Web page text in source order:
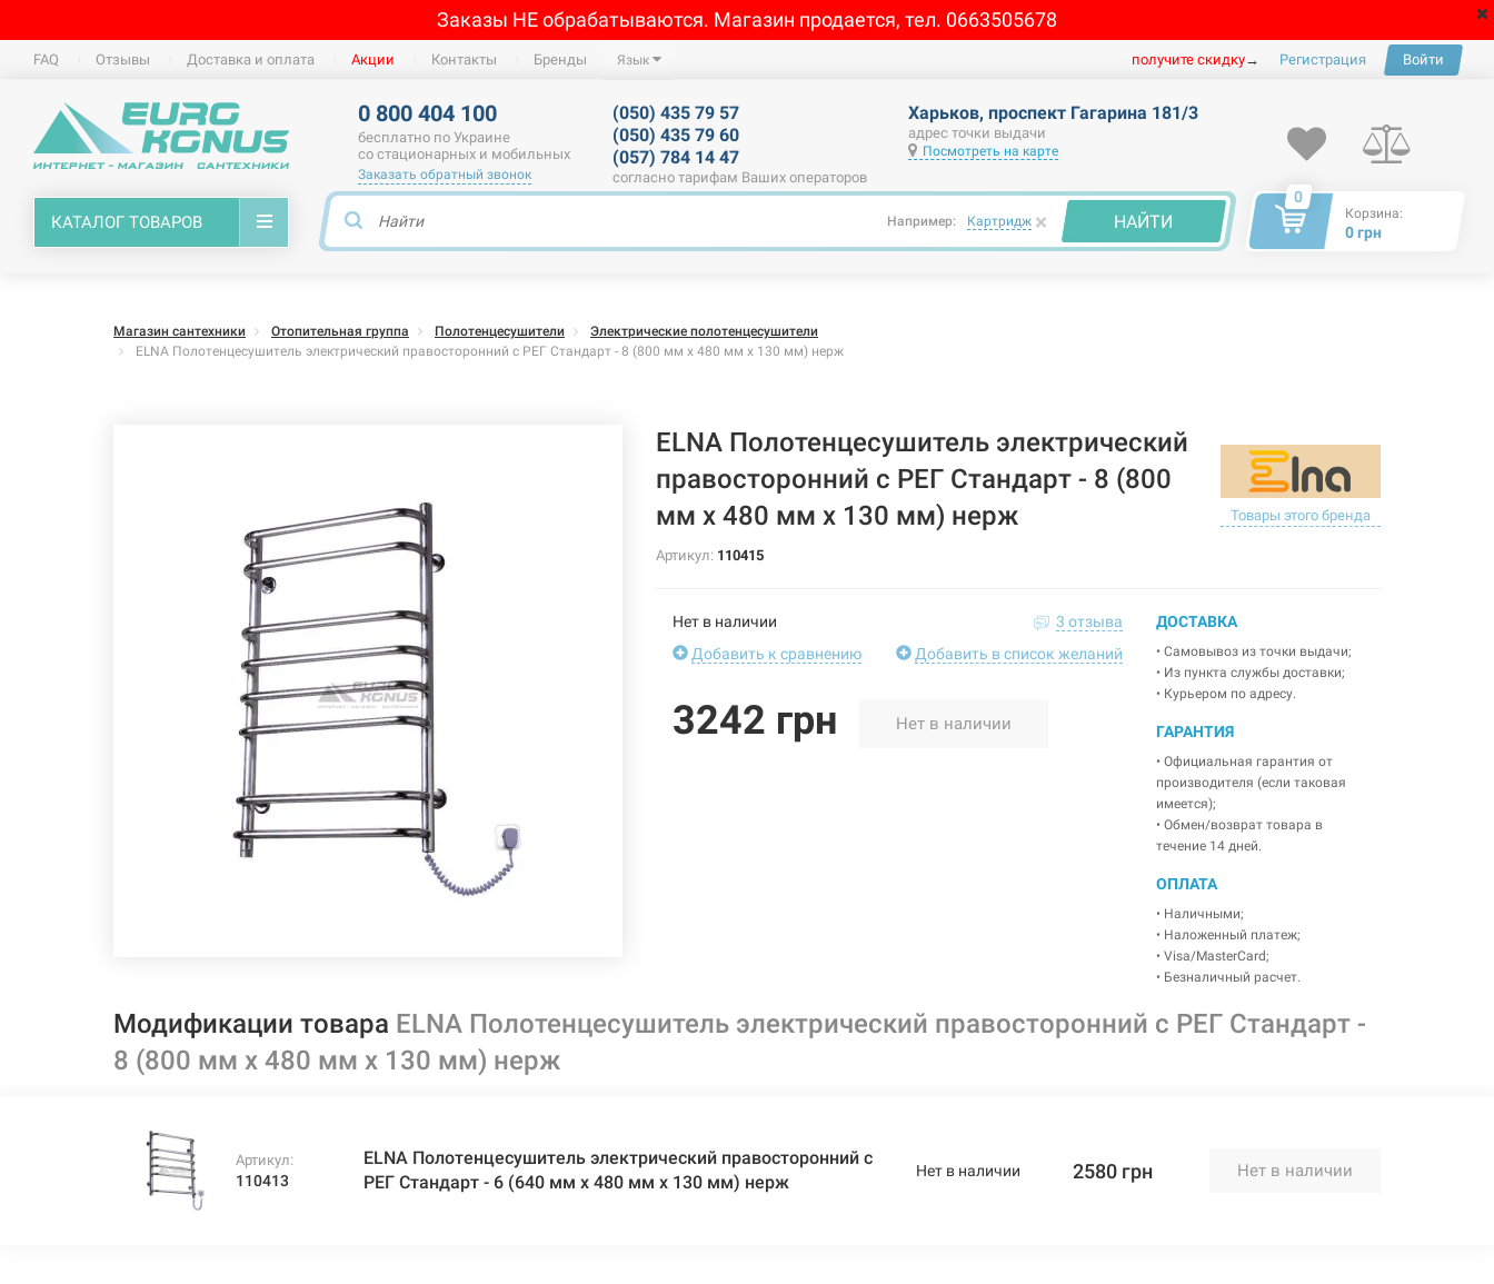
Заказы НЕ обрабатываются. Магазин продается, тел. 0663505678
FAQ Отзывы Доставка и оплата Акции Контакты Бренды Язык получите скидку→ Регистрация Войти
0 800 404 100
бесплатно по Украине
со стационарных и мобильных
Заказать обратный звонок
(050) 435 79 57
(050) 435 79 60
(057) 784 14 47
согласно тарифам Ваших операторов
Харьков, проспект Гагарина 181/3
адрес точки выдачи
Посмотреть на карте
КАТАЛОГ ТОВАРОВ Например: Картридж × НАЙТИ
0
Корзина:
0 грн
Магазин сантехники Отопительная группа Полотенцесушители
Электрические полотенцесушители
ELNA Полотенцесушитель электрический правосторонний с РЕГ Стандарт - 8 (800 мм х 480 мм х 130 мм) нерж
ELNA Полотенцесушитель электрический
правосторонний с РЕГ Стандарт - 8 (800
мм х 480 мм х 130 мм) нерж
Товары этого бренда
Артикул: 110415
Нет в наличии
3 отзыва
Добавить к сравнению
Добавить в список желаний
3242 грн Нет в наличии
ДОСТАВКА
• Самовывоз из точки выдачи;
• Из пункта службы доставки;
• Курьером по адресу.
ГАРАНТИЯ
• Официальная гарантия от
производителя (если таковая
имеется);
• Обмен/возврат товара в
течение 14 дней.
ОПЛАТА
• Наличными;
• Наложенный платеж;
• Visa/MasterCard;
• Безналичный расчет.
Модификации товара ELNA Полотенцесушитель электрический правосторонний с РЕГ Стандарт -
8 (800 мм х 480 мм х 130 мм) нерж
Артикул:
110413
ELNA Полотенцесушитель электрический правосторонний с
РЕГ Стандарт - 6 (640 мм х 480 мм х 130 мм) нерж
Нет в наличии 2580 грн Нет в наличии